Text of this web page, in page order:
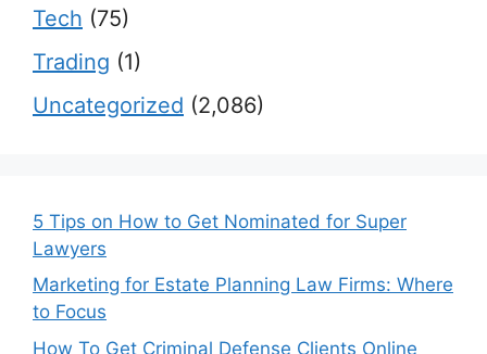
Tech (75)
Trading (1)
Uncategorized (2,086)
5 Tips on How to Get Nominated for Super
Lawyers
Marketing for Estate Planning Law Firms: Where
to Focus
How To Get Criminal Defense Clients Online